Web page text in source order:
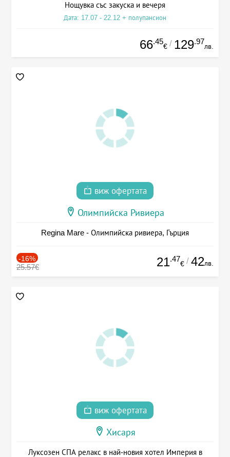
Нощувка със закуска и вечеря
Дата: 17.07 - 22.12 + полупансион
66.45
€ / 129.97
лв.
виж офертата
Олимпийска Ривиера
Regina Mare - Олимпийска ривиера, Гърция
-16%
25.57€ 21.47
€ / 42лв.
виж офертата
Хисаря
Луксозен СПА релакс в най-новия хотел Империя в